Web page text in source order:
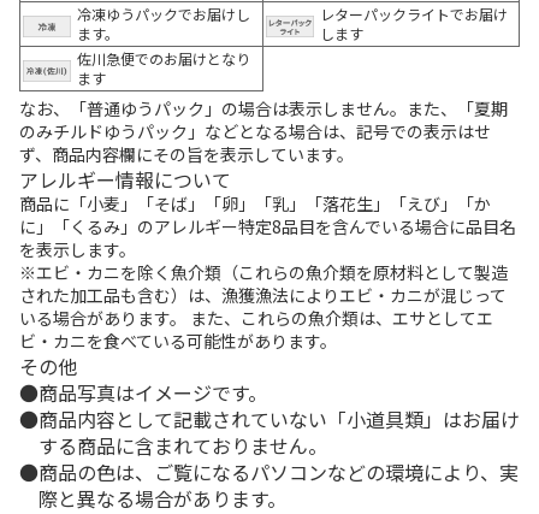
冷凍ゆうパックでお届けし
ます。
レターパックライトでお届け
します
佐川急便でのお届けとなり
ます
なお、「普通ゆうパック」の場合は表示しません。また、「夏期
のみチルドゆうパック」などとなる場合は、記号での表示はせ
ず、商品内容欄にその旨を表示しています。
アレルギー情報について
商品に「小麦」「そば」「卵」「乳」「落花生」「えび」「か
に」「くるみ」のアレルギー特定8品目を含んでいる場合に品目名
を表示します。
※エビ・カニを除く魚介類（これらの魚介類を原材料として製造
された加工品も含む）は、漁獲漁法によりエビ・カニが混じって
いる場合があります。 また、これらの魚介類は、エサとしてエ
ビ・カニを食べている可能性があります。
その他
商品写真はイメージです。
商品内容として記載されていない「小道具類」はお届け
する商品に含まれておりません。
商品の色は、ご覧になるパソコンなどの環境により、実
際と異なる場合があります。